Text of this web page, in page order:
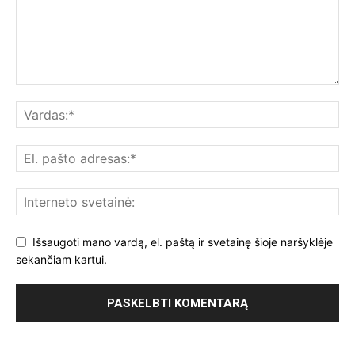
Išsaugoti mano vardą, el. paštą ir svetainę šioje naršyklėje
sekančiam kartui.